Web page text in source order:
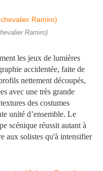
Ramiro)
les jeux de lumières
accidentée, faite de
nettement découpés,
avec une très grande
des costumes
unité d’ensemble. Le
scénique réussit autant à
aux solistes qu'à intensifier